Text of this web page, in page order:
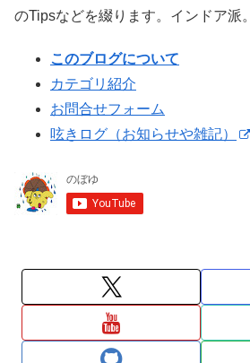
のTipsなどを綴ります。インドア派。
このブログについて
カテゴリ紹介
お問合せフォーム
呟きログ（お知らせや雑記）